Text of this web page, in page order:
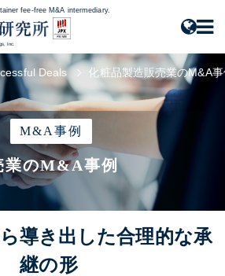
fee-free M&A intermediary.
Inc.
Deals 化粧品製造販売業のM&A
M&A事例
業のM&A事例
導き出した合理的な承
継の形